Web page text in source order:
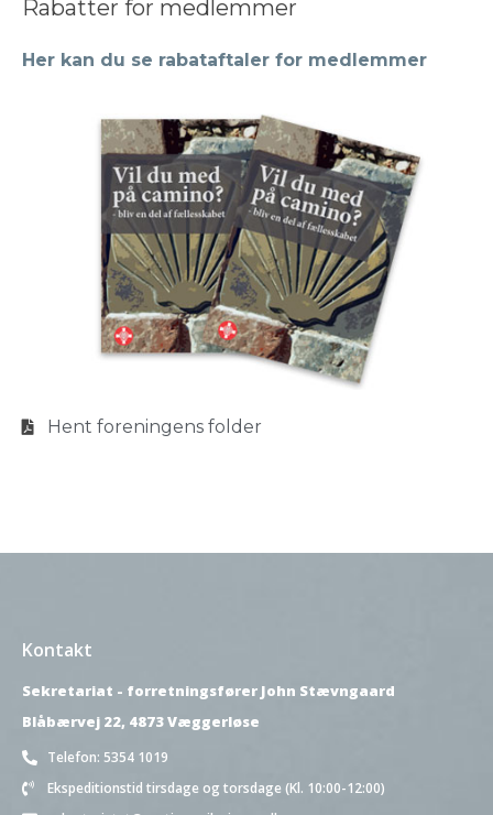
Rabatter for medlemmer
Her kan du se rabataftaler for medlemmer
Hent foreningens folder
Kontakt
Sekretariat - forretningsfører John Stævngaard
Blåbærvej 22, 4873 Væggerløse
Telefon: 5354 1019
Ekspeditionstid tirsdage og torsdage (Kl. 10:00-12:00)